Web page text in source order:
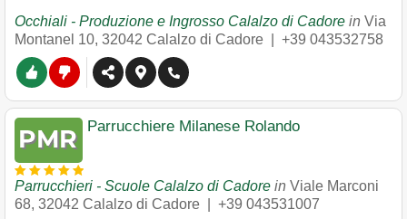
Occhiali - Produzione e Ingrosso Calalzo di Cadore in Via
Montanel 10, 32042 Calalzo di Cadore +39 043532758
Parrucchiere Milanese Rolando
Parrucchieri - Scuole Calalzo di Cadore in Viale Marconi
68, 32042 Calalzo di Cadore +39 043531007